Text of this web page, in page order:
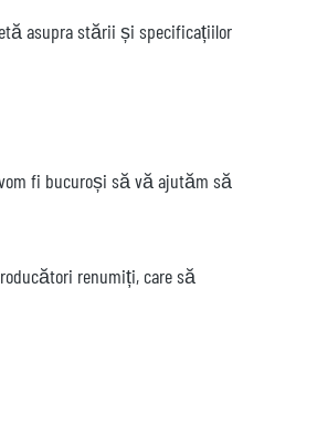
asupra stării și specificațiilor
vom fi bucuroși să vă ajutăm să
renumiți, care să